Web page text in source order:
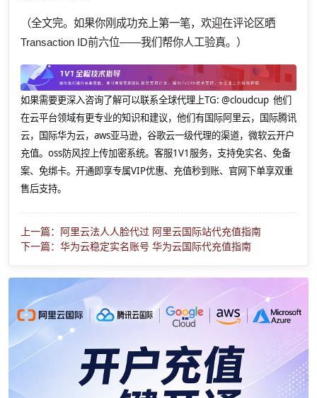
（全文完。如果你刚成功充上第一笔，欢迎在评论区晒
Transaction ID前六位——我们帮你人工验真。）
如果需要更深入咨询了解可以联系全球代理上TG: @cloudcup 他们
在云平台领域有更专业的知识和建议，他们有国际阿里云，国际腾讯
云，国际华为云，aws亚马逊，谷歌云一级代理的渠道，微软云开户
充值。oss防风控上传加密系统。客服1V1服务，支持免实名、免备
案、免绑卡。开通即享专属VIP优惠、充值秒到账、官网下单享双重
售后支持。
上一篇：阿里云法人人脸代过 阿里云国际站代充值指南
下一篇：华为云稳定实名账号 华为云国际代充值指南